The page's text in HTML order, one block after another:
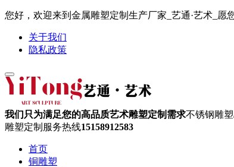
您好，欢迎来到金属雕塑定制生产厂家_艺通·艺术_
关于我们
隐私政策
我们只为满足您的高品质艺术雕塑定制需求不锈钢雕
雕塑定制服务热线15158912583
首页
铜雕塑